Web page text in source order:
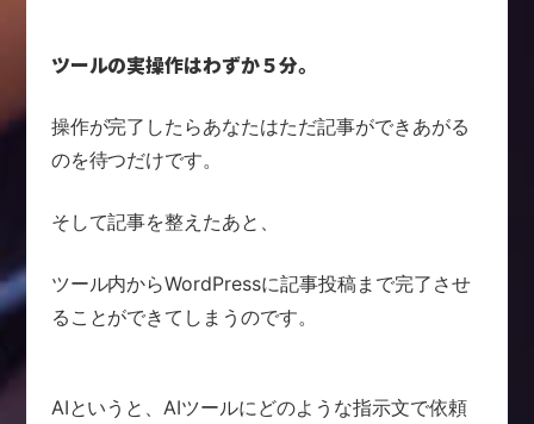
ツールの実操作はわずか５分。
操作が完了したらあなたはただ記事ができあがる
のを待つだけです。
そして記事を整えたあと、
ツール内からWordPressに記事投稿まで完了させ
ることができてしまうのです。
AIというと、AIツールにどのような指示文で依頼